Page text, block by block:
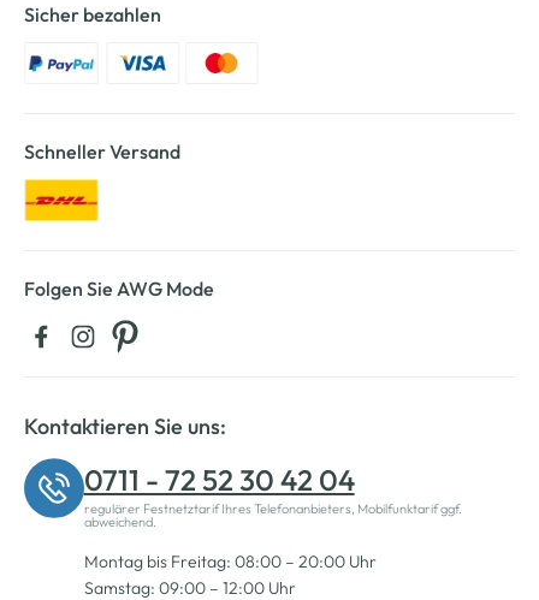
Sicher bezahlen
Schneller Versand
Folgen Sie AWG Mode
Kontaktieren Sie uns:
0711 - 72 52 30 42 04
regulärer Festnetztarif Ihres Telefonanbieters, Mobilfunktarif ggf.
abweichend.
Montag bis Freitag: 08:00 – 20:00 Uhr
Samstag: 09:00 – 12:00 Uhr